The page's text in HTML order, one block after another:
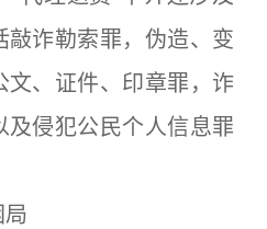
敲诈勒索罪，伪造、变
文、证件、印章罪，诈
侵犯公民个人信息罪